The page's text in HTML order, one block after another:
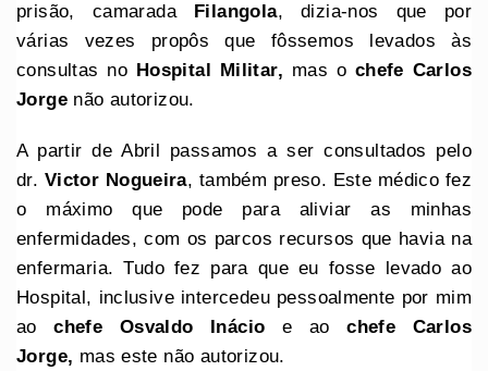
prisão, camarada Filangola, dizia-nos que por
várias vezes propôs que fôssemos levados às
consultas no Hospital Militar, mas o chefe Carlos
Jorgenão autorizou.
A partir de Abril passamos a ser consultados pelo
dr. Victor Nogueira, também preso. Este médico fez
o máximo que pode para aliviar as minhas
enfermidades, com os parcos recursos que havia na
enfermaria. Tudo fez para que eu fosse levado ao
Hospital, inclusive intercedeu pessoalmente por mim
aochefe Osvaldo Inácio e aochefe Carlos
Jorge, mas este não autorizou.